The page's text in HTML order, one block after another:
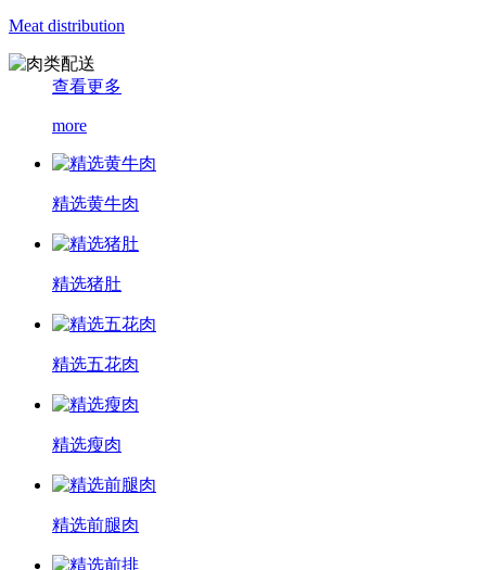
Meat distribution
查看更多
more
精选黄牛肉
精选猪肚
精选五花肉
精选瘦肉
精选前腿肉